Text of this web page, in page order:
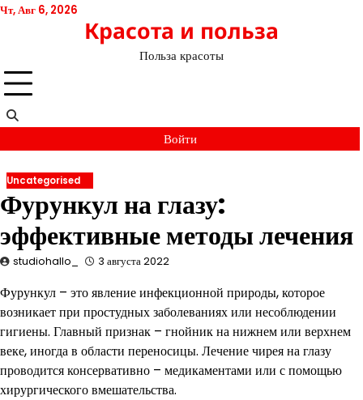
Перейти
Чт, Авг 6, 2026
Красота и польза
Польза красоты
Войти
Uncategorised
Фурункул на глазу:
эффективные методы лечения
studiohallo_ 3 августа 2022
Фурункул – это явление инфекционной природы, которое
возникает при простудных заболеваниях или несоблюдении
гигиены. Главный признак – гнойник на нижнем или верхнем
веке, иногда в области переносицы. Лечение чирея на глазу
проводится консервативно – медикаментами или с помощью
хирургического вмешательства.